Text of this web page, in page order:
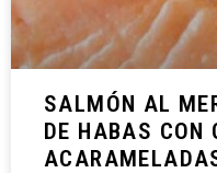
SALMÓN AL
DE HABAS CON